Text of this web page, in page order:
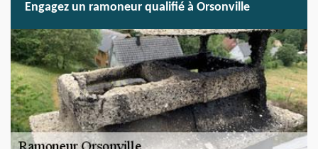
Engagez un ramoneur qualifié à Orsonville